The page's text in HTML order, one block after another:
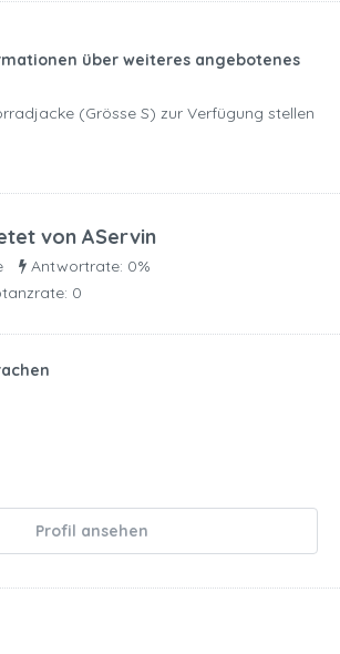
über weiteres angebotenes
(Grösse S) zur Verfügung stellen
von AServin
Antwortrate: 0%
0
Profil ansehen